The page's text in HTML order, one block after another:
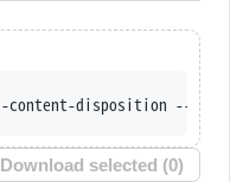
--trust-server-
Download selected (0)